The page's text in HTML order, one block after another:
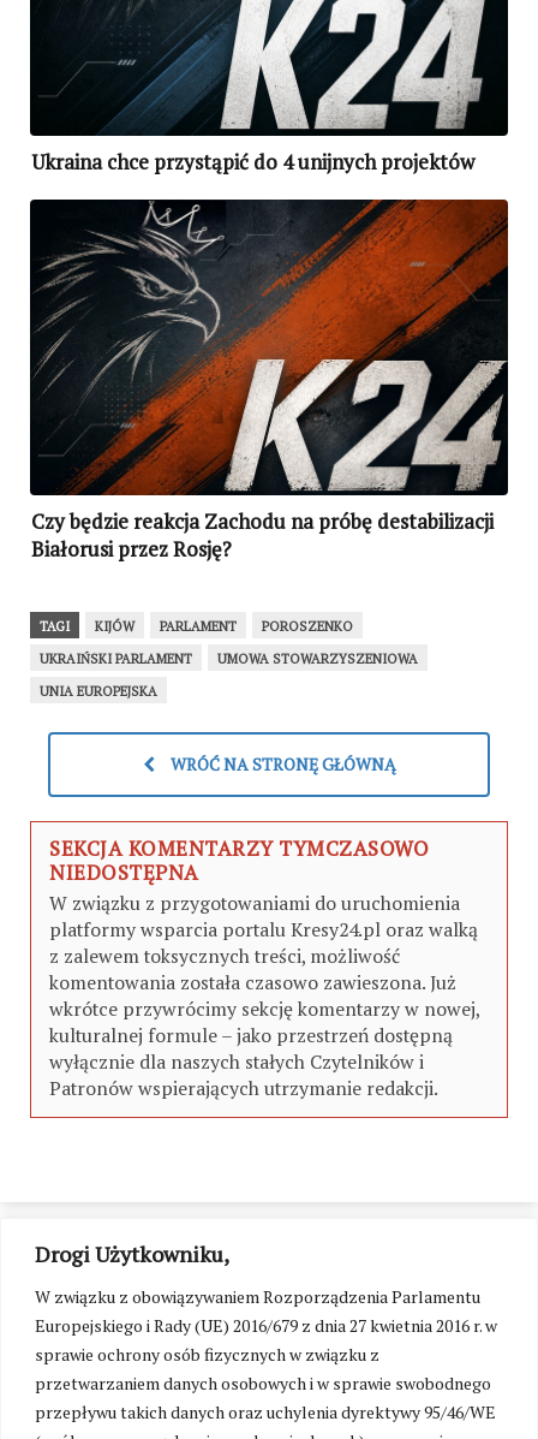
Drogi Użytkowniku,
W związku z obowiązywaniem Rozporządzenia Parlamentu
Europejskiego i Rady (UE) 2016/679 z dnia 27 kwietnia 2016 r. w
sprawie ochrony osób fizycznych w związku z
przetwarzaniem danych osobowych i w sprawie swobodnego
przepływu takich danych oraz uchylenia dyrektywy 95/46/WE
Ukraina chce przystąpić do 4 unijnych projektów
Czy będzie reakcja Zachodu na próbę destabilizacji
Białorusi przez Rosję?
TAGI KIJÓW PARLAMENT
POROSZENKO
UKRAIŃSKI PARLAMENT
UMOWA STOWARZYSZENIOWA
UNIA EUROPEJSKA
WRÓĆ NA STRONĘ GŁÓWNĄ
SEKCJA KOMENTARZY TYMCZASOWO
NIEDOSTĘPNA
W związku z przygotowaniami do uruchomienia
platformy wsparcia portalu Kresy24.pl oraz walką
z zalewem toksycznych treści, możliwość
komentowania została czasowo zawieszona. Już
wkrótce przywrócimy sekcję komentarzy w nowej,
kulturalnej formule – jako przestrzeń dostępną
wyłącznie dla naszych stałych Czytelników i
Patronów wspierających utrzymanie redakcji.